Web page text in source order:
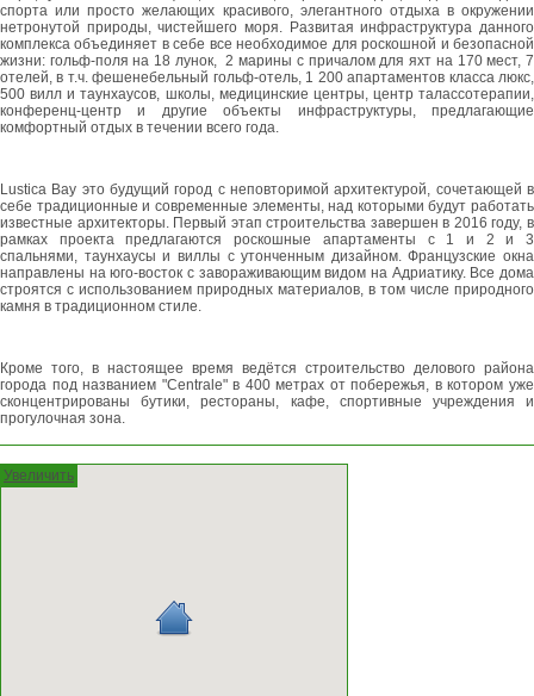
спорта или просто желающих красивого, элегантного отдыха в окружении
нетронутой природы, чистейшего моря. Развитая инфраструктура данного
комплекса объединяет в себе все необходимое для роскошной и безопасной
жизни: гольф-поля на 18 лунок, 2 марины с причалом для яхт на 170 мест, 7
отелей, в т.ч. фешенебельный гольф-отель, 1 200 апартаментов класса люкс,
500 вилл и таунхаусов, школы, медицинские центры, центр талассотерапии,
конференц-центр и другие объекты инфраструктуры, предлагающие
комфортный отдых в течении всего года.
Lustica Bay это будущий город с неповторимой архитектурой, сочетающей в
себе традиционные и современные элементы, над которыми будут работать
известные архитекторы. Первый этап строительства завершен в 2016 году, в
рамках проекта предлагаются роскошные апартаменты с 1 и 2 и 3
спальнями, таунхаусы и виллы с утонченным дизайном. Французские окна
направлены на юго-восток с завораживающим видом на Адриатику. Все дома
строятся с использованием природных материалов, в том числе природного
камня в традиционном стиле.
Кроме того, в настоящее время ведётся строительство делового района
города под названием "Centrale" в 400 метрах от побережья, в котором уже
сконцентрированы бутики, рестораны, кафе, спортивные учреждения и
прогулочная зона.
Увеличить